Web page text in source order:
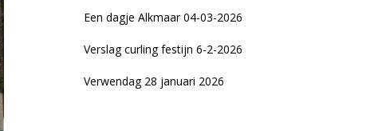
Een dagje Alkmaar 04-03-2026
Verslag curling festijn 6-2-2026
Verwendag 28 januari 2026